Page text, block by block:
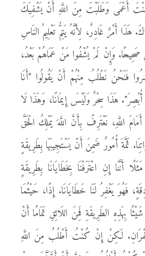
أَعْمَى وَطَلَبْتَ مِنَ اللَّهِ أَنْ يَشْفِيَكَ
أَمْرٌ غَادِرٌ، لِأَنَّهُ يَتِمُّ تَعْلِيمُ النَاسِ
وَإِنْ لَمْ يُشْفُوا مَنْ عَمَاهُمْ بَعْدُ،
فَنَحْنُ نَطْلُبُ مِنْهُمْ أَنْ يَقُولُوا "أَنَا
هَذَا سِحْرٌ وَلَيْسَ إِيمَانًا، وَهَذَا لَا
أَمَامَ اللَّهِ، نَعْتَرِفُ بِأَنَّ اللَّهَ يَمْلِكُ الْحَقَّ
ثَمَّةَ أُمُورٌ ضَمِنَ أَنْ يَسْتَجِيبَهَا بِطَرِيقَةٍ
أَنَّنَا إِنِ اعْتَرَفْنَا بِخَطَايَانَا بِطَرِيقَةٍ
فَهُوَ يَغْفِرُ لَنَا خَطَايَانَا. إِذًا، حَيْثُمَا
بِهَذِهِ الطَرِيقَةِ فَمِنَ اللَائِقِ تَمَامًا أَنْ
لَكِنْ إِنْ كُنْتُ أَطْلُبُ مِنَ اللَّهِ